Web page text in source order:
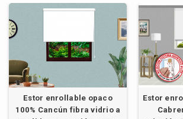
Estor enrollable opaco
100% Cancún fibra vidrio a
Estor